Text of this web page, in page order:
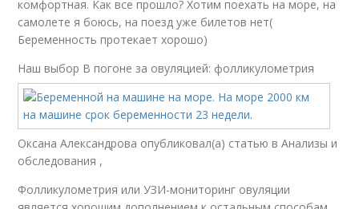
комфортная. Как все прошло? Хотим поехать на море, на
самолете я боюсь, на поезд уже билетов нет(
Беременность протекает хорошо)
Наш выбор В погоне за овуляцией: фолликулометрия
Оксана Александрова опубликовал(а) статью в Анализы и
обследования ,
Фолликулометрия или УЗИ-мониторинг овуляции